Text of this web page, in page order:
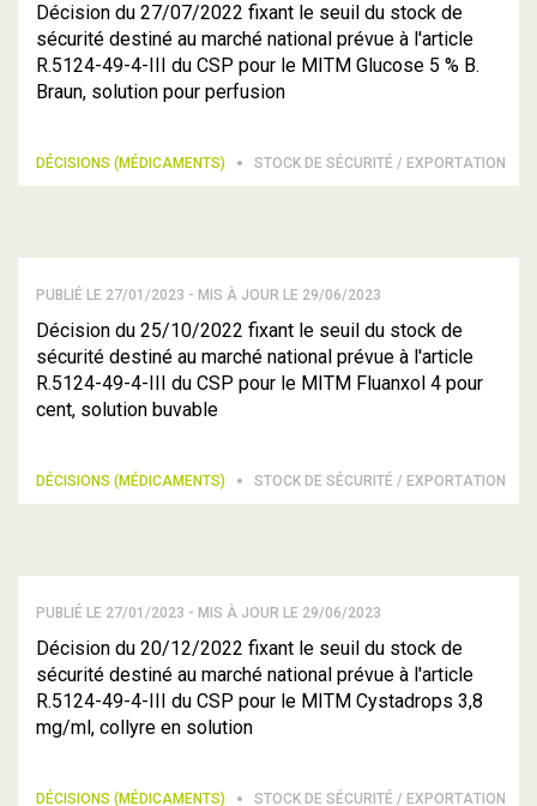
Décision du 27/07/2022 fixant le seuil du stock de
sécurité destiné au marché national prévue à l'article
R.5124-49-4-III du CSP pour le MITM Glucose 5 % B.
Braun, solution pour perfusion
DÉCISIONS (MÉDICAMENTS) STOCK DE SÉCURITÉ / EXPORTATION
PUBLIÉ LE 27/01/2023 - MIS À JOUR LE 29/06/2023
Décision du 25/10/2022 fixant le seuil du stock de
sécurité destiné au marché national prévue à l'article
R.5124-49-4-III du CSP pour le MITM Fluanxol 4 pour
cent, solution buvable
DÉCISIONS (MÉDICAMENTS) STOCK DE SÉCURITÉ / EXPORTATION
PUBLIÉ LE 27/01/2023 - MIS À JOUR LE 29/06/2023
Décision du 20/12/2022 fixant le seuil du stock de
sécurité destiné au marché national prévue à l'article
R.5124-49-4-III du CSP pour le MITM Cystadrops 3,8
mg/ml, collyre en solution
DÉCISIONS (MÉDICAMENTS) STOCK DE SÉCURITÉ / EXPORTATION